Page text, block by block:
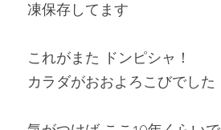
凍保存してます
これがまた ドンピシャ！
カラダがおおよろこびでした